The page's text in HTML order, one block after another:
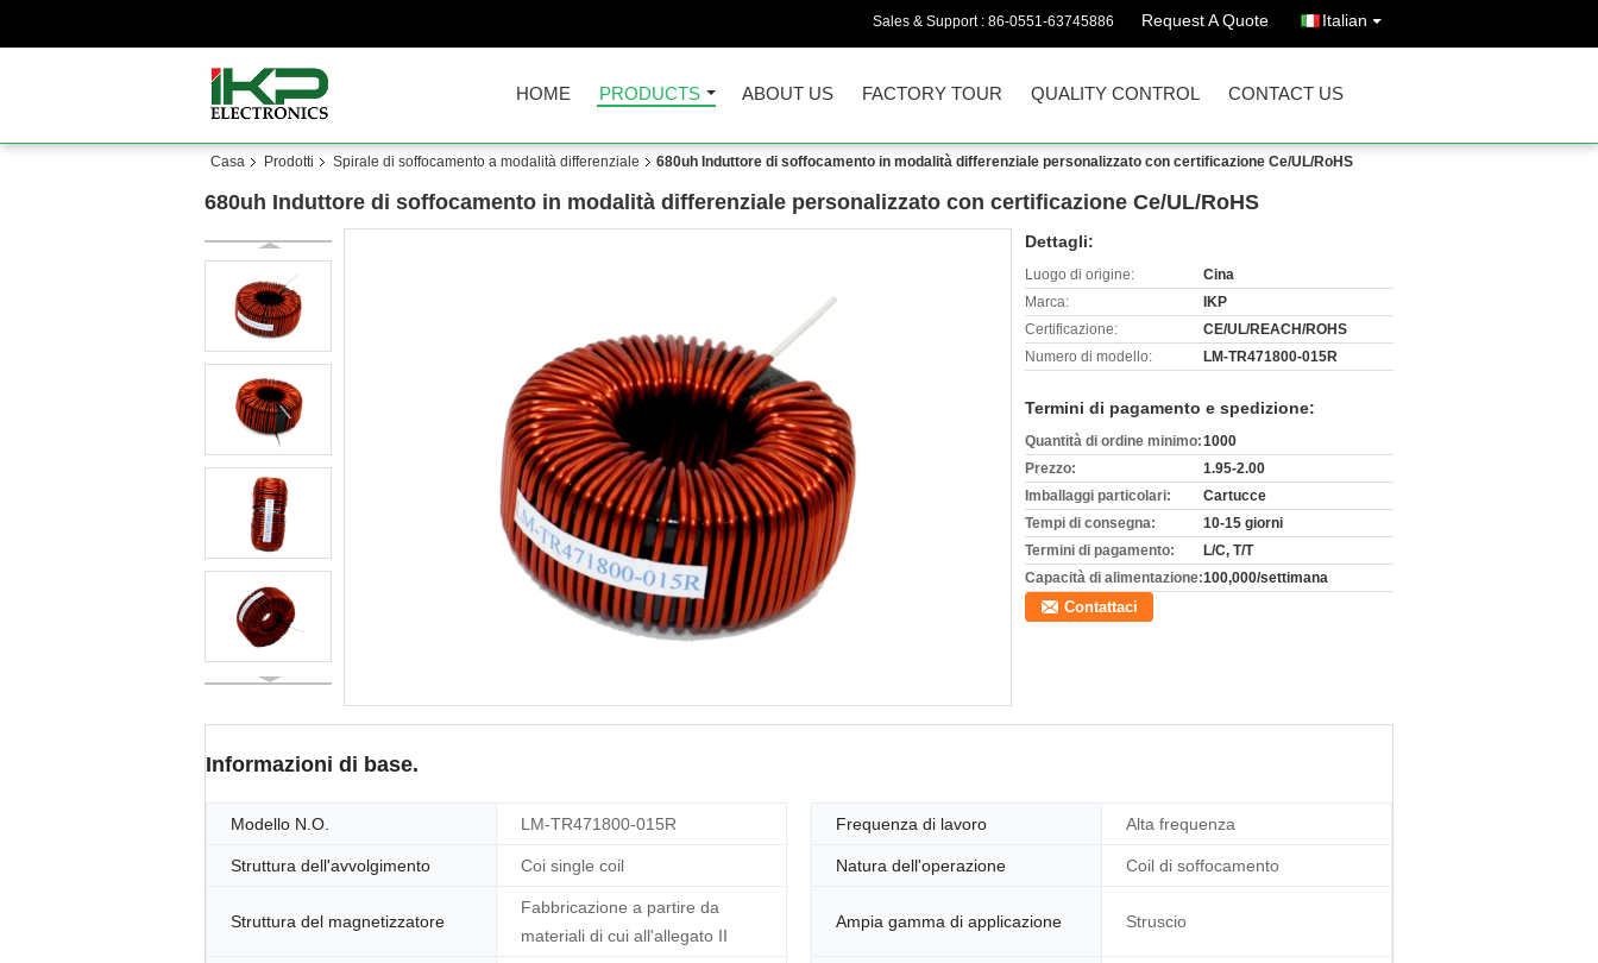
Sales & Support : 86-0551-63745886 Request A Quote Italian
HOME PRODUCTS ABOUT US FACTORY TOUR QUALITY CONTROL CONTACT US
Casa Prodotti Spirale di soffocamento a modalità differenziale 680uh Induttore di soffocamento in modalità differenziale personalizzato con certificazione Ce/UL/RoHS
680uh Induttore di soffocamento in modalità differenziale personalizzato con certificazione Ce/UL/RoHS
Dettagli:
Luogo di origine:
Cina
Marca:
IKP
Certificazione:
CE/UL/REACH/ROHS
Numero di modello:
LM-TR471800-015R
Termini di pagamento e spedizione:
Quantità di ordine minimo:1000
Prezzo:
1.95-2.00
Imballaggi particolari:
Cartucce
Tempi di consegna:
10-15 giorni
Termini di pagamento:
L/C, T/T
Capacità di alimentazione:100,000/settimana
Contattaci
Informazioni di base.
Modello N.O. LM-TR471800-015R Frequenza di lavoro Alta frequenza
Struttura dell'avvolgimento Coi single coil Natura dell'operazione Coil di soffocamento
Struttura del magnetizzatore
Fabbricazione a partire da
materiali di cui all'allegato II
Ampia gamma di applicazione Struscio